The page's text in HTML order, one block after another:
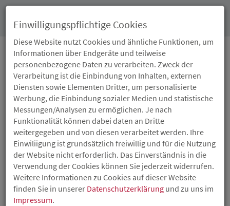
22.04.2020
300.000 EURO FÜR
INNOVATIONSPROJEKT
DER SSB WÄGETECHNIK
Wirtschaftsminister Dr. Volker Wissing hat der Firma SSB
Wägetechnik GmbH mit Sitz in Buchholz im Landkreis
Neuwied eine Förderung in Höhe von rund 300.000 Euro
für die Entwicklung eines vollautomatisierten
Abfüllprozesses bewilligt.
Einwilligungspflichtige Cookies
Diese Website nutzt Cookies und ähnliche Funktionen, um
Informationen über Endgeräte und teilweise
personenbezogene Daten zu verarbeiten. Zweck der
Verarbeitung ist die Einbindung von Inhalten, externen
Diensten sowie Elementen Dritter, um personalisierte
Werbung, die Einbindung sozialer Medien und statistische
Messungen/Analysen zu ermöglichen. Je nach
Funktionalität können dabei daten an Dritte
weitergegeben und von diesen verarbeitet werden. Ihre
Einwiliigung ist grundsätzlich freiwillig und für die Nutzung
der Website nicht erforderlich. Das Einverständnis in die
Verwendung der Cookies können Sie jederzeit widerrufen.
Weitere Informationen zu Cookies auf dieser Website
finden Sie in unserer Datenschutzerklärung und zu uns im
Impressum.